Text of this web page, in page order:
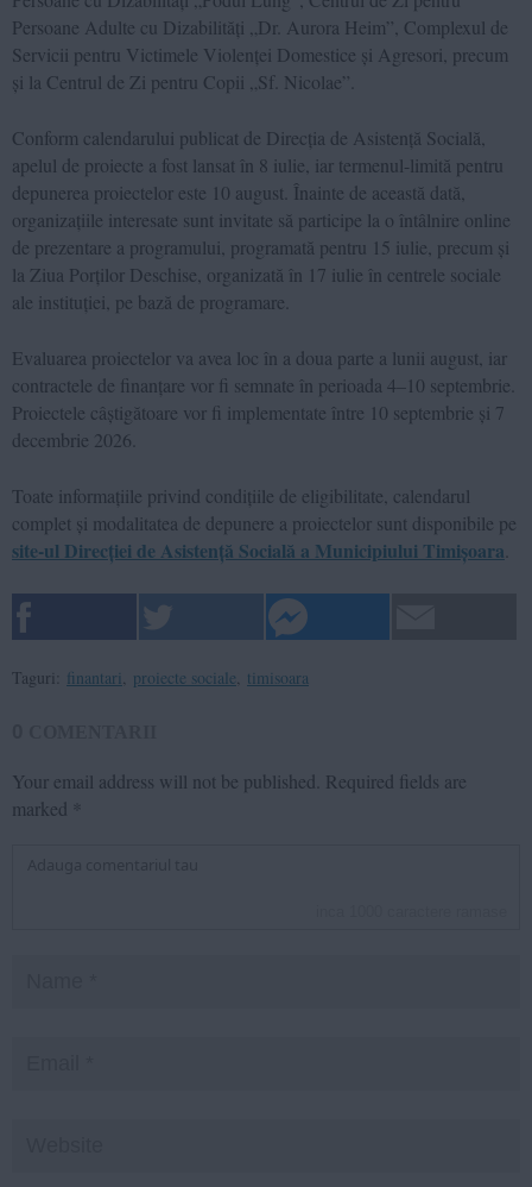
Persoane Adulte cu Dizabilități „Dr. Aurora Heim”, Complexul de
Servicii pentru Victimele Violenței Domestice și Agresori, precum
și la Centrul de Zi pentru Copii „Sf. Nicolae”.
Conform calendarului publicat de Direcția de Asistență Socială,
apelul de proiecte a fost lansat în 8 iulie, iar termenul-limită pentru
depunerea proiectelor este 10 august. Înainte de această dată,
organizațiile interesate sunt invitate să participe la o întâlnire online
de prezentare a programului, programată pentru 15 iulie, precum și
la Ziua Porților Deschise, organizată în 17 iulie în centrele sociale
ale instituției, pe bază de programare.
Evaluarea proiectelor va avea loc în a doua parte a lunii august, iar
contractele de finanțare vor fi semnate în perioada 4–10 septembrie.
Proiectele câștigătoare vor fi implementate între 10 septembrie și 7
decembrie 2026.
Toate informațiile privind condițiile de eligibilitate, calendarul
complet și modalitatea de depunere a proiectelor sunt disponibile pe
site-ul Direcției de Asistență Socială a Municipiului Timișoara
Taguri: finantari proiecte sociale timisoara
Your email address will not be published. Required fields are
marked *